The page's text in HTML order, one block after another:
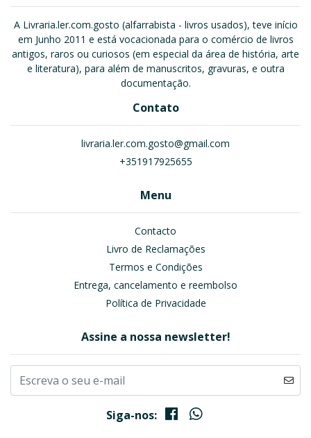
A Livraria.ler.com.gosto (alfarrabista - livros usados), teve início
em Junho 2011 e está vocacionada para o comércio de livros
antigos, raros ou curiosos (em especial da área de história, arte
e literatura), para além de manuscritos, gravuras, e outra
documentação.
Contato
livraria.ler.com.gosto@gmail.com
+351917925655
Menu
Contacto
Livro de Reclamações
Termos e Condições
Entrega, cancelamento e reembolso
Política de Privacidade
Assine a nossa newsletter!
Siga-nos: